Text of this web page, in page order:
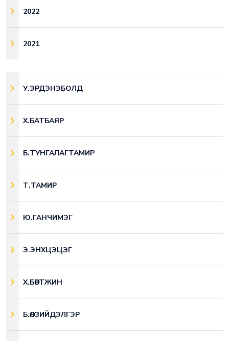
2022
2021
У.ЭРДЭНЭБОЛД
Х.БАТБАЯР
Б.ТУНГАЛАГТАМИР
Т.ТАМИР
Ю.ГАНЧИМЭГ
Э.ЭНХЦЭЦЭГ
Х.БӨРТЖИН
Б.ӨЛЗИЙДЭЛГЭР